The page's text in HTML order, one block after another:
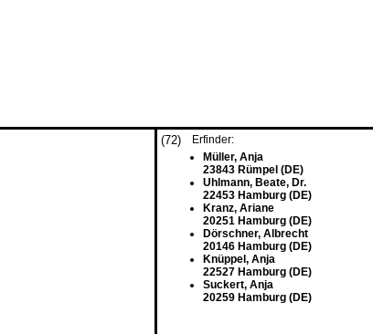
(72)
Erfinder:
Müller, Anja
23843 Rümpel (DE)
Uhlmann, Beate, Dr.
22453 Hamburg (DE)
Kranz, Ariane
20251 Hamburg (DE)
Dörschner, Albrecht
20146 Hamburg (DE)
Knüppel, Anja
22527 Hamburg (DE)
Suckert, Anja
20259 Hamburg (DE)